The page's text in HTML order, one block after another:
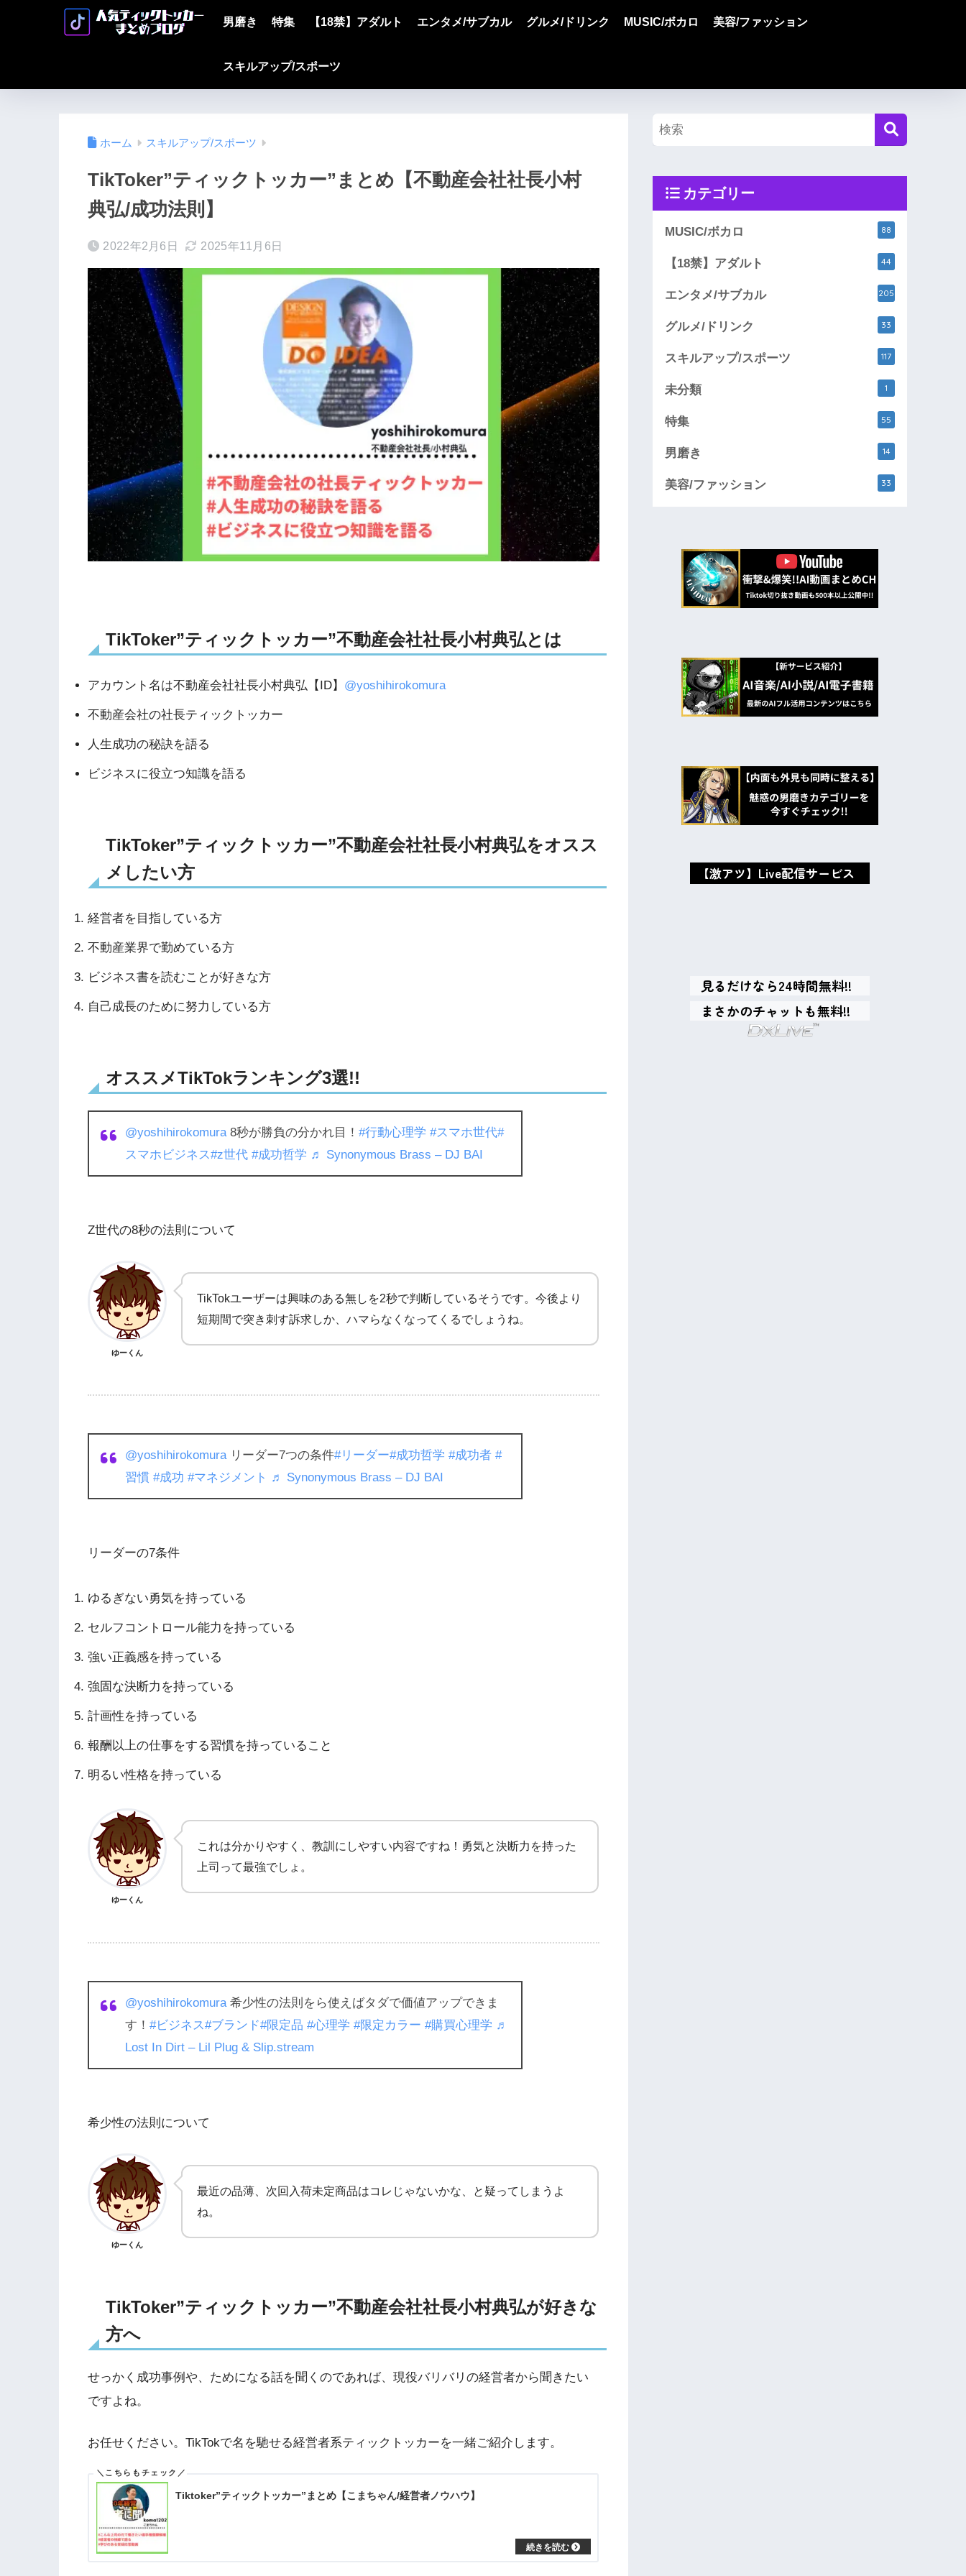
男磨き 特集 【18禁】アダルト エンタメ/サブカル グルメ/ドリンク MUSIC/ボカロ 美容/ファッション
スキルアップ/スポーツ
ホーム スキルアップ/スポーツ
TikToker”ティックトッカー”まとめ【不動産会社社長小村
典弘/成功法則】
2022年2月6日 2025年11月6日
TikToker”ティックトッカー”不動産会社社長小村典弘とは
アカウント名は不動産会社社長小村典弘【ID】 @yoshihirokomura
不動産会社の社長ティックトッカー
人生成功の秘訣を語る
ビジネスに役立つ知識を語る
TikToker”ティックトッカー”不動産会社社長小村典弘をオスス
メしたい方
経営者を目指している方
不動産業界で勤めている方
ビジネス書を読むことが好きな方
自己成長のために努力している方
オススメTikTokランキング3選!!
@yoshihirokomura 8秒が勝負の分かれ目！ #行動心理学 #スマホ世代#
スマホビジネス#z世代 #成功哲学 ♬ Synonymous Brass – DJ BAI
Z世代の8秒の法則について
ゆーくん
TikTokユーザーは興味のある無しを2秒で判断しているそうです。今後より
短期間で突き刺す訴求しか、ハマらなくなってくるでしょうね。
@yoshihirokomura リーダー7つの条件#リーダー#成功哲学 #成功者 #
習慣 #成功 #マネジメント ♬ Synonymous Brass – DJ BAI
リーダーの7条件
ゆるぎない勇気を持っている
セルフコントロール能力を持っている
強い正義感を持っている
強固な決断力を持っている
計画性を持っている
報酬以上の仕事をする習慣を持っていること
明るい性格を持っている
ゆーくん
これは分かりやすく、教訓にしやすい内容ですね！勇気と決断力を持った
上司って最強でしょ。
@yoshihirokomura 希少性の法則をら使えばタダで価値アップできま
す！ #ビジネス#ブランド#限定品 #心理学 #限定カラー #購買心理学 ♬
Lost In Dirt – Lil Plug & Slip.stream
希少性の法則について
ゆーくん
最近の品薄、次回入荷未定商品はコレじゃないかな、と疑ってしまうよ
ね。
TikToker”ティックトッカー”不動産会社社長小村典弘が好きな
方へ
せっかく成功事例や、ためになる話を聞くのであれば、現役バリバリの経営者から聞きたい
ですよね。
お任せください。TikTokで名を馳せる経営者系ティックトッカーを一緒ご紹介します。
Tiktoker”ティックトッカー”まとめ【こまちゃん/経営者ノウハウ】
カテゴリー
MUSIC/ボカロ 88
【18禁】アダルト 44
エンタメ/サブカル 205
グルメ/ドリンク 33
スキルアップ/スポーツ 117
未分類 1
特集 55
男磨き 14
美容/ファッション 33
oxMISAox
【激アツ】Live配信サービス
見るだけなら24時間無料!!
まさかのチャットも無料!!